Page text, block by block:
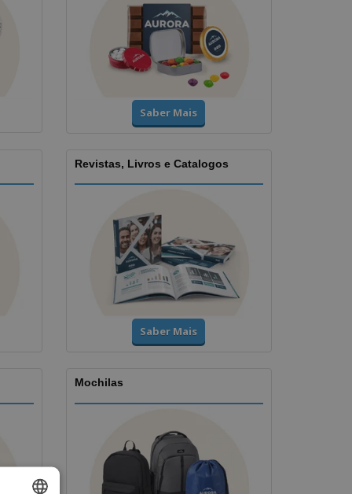
Saber Mais
Revistas, Livros e Catalogos
Saber Mais
Mochilas